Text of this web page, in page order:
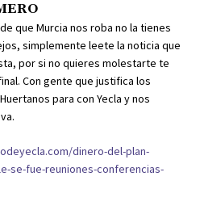
que Murcia nos roba no la tienes
simplemente leete la noticia que
por si no quieres molestarte te
Con gente que justifica los
para con Yecla y nos
dinero-del-plan-
se-fue-reuniones-conferencias-